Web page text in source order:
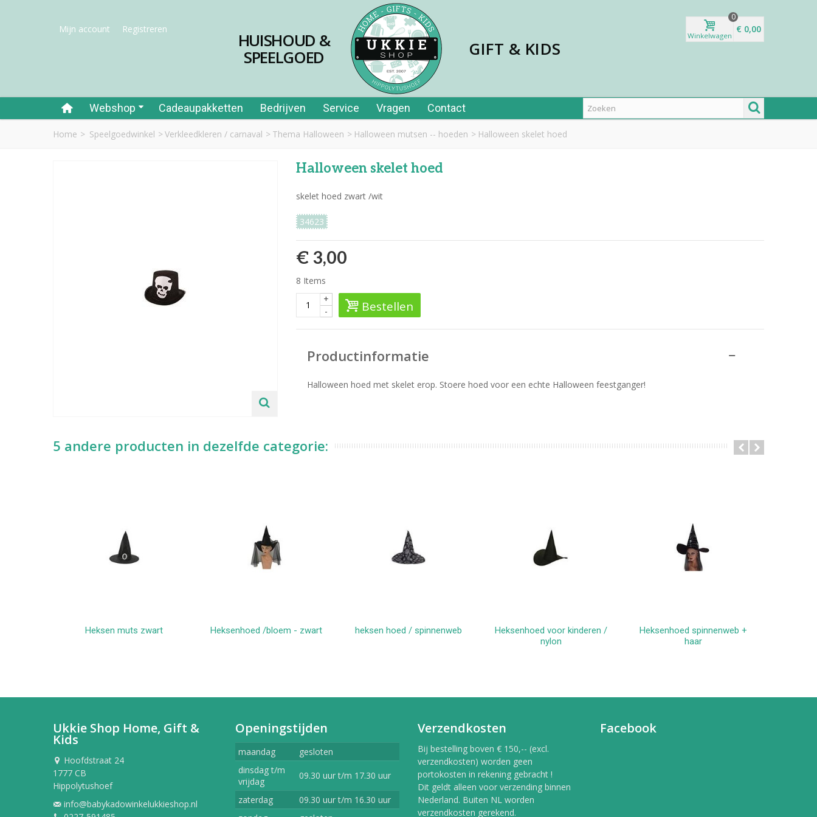
Mijn account Registreren
HUISHOUD &
SPEELGOED GIFT & KIDS
Winkelwagen
0
€ 0,00
Webshop Cadeaupakketten Bedrijven Service Vragen Contact
Home > Speelgoedwinkel > Verkleedkleren / carnaval > Thema Halloween > Halloween mutsen -- hoeden > Halloween skelet hoed
Halloween skelet hoed
skelet hoed zwart /wit
34623
€ 3,00
8 Items
-
+ Bestellen
Productinformatie
Halloween hoed met skelet erop. Stoere hoed voor een echte Halloween feestganger!
5 andere producten in dezelfde categorie:
In winkelwagen
Heksen muts zwart In winkelwagen
Heksenhoed /bloem - zwart In winkelwagen
heksen hoed / spinnenweb In winkelwagen
Heksenhoed voor kinderen /
nylon
In winkelwagen
Heksenhoed spinnenweb +
haar
Ukkie Shop Home, Gift &
Kids
Hoofdstraat 24
1777 CB
Hippolytushoef
info@babykadowinkelukkieshop.nl
Openingstijden
maandag
gesloten
dinsdag t/m
vrijdag
09.30 uur t/m 17.30 uur
zaterdag
09.30 uur t/m 16.30 uur
Verzendkosten
Bij bestelling boven € 150,-- (excl.
verzendkosten) worden geen
portokosten in rekening gebracht !
Dit geldt alleen voor verzending binnen
Nederland. Buiten NL worden
verzendkosten gerekend.
Facebook